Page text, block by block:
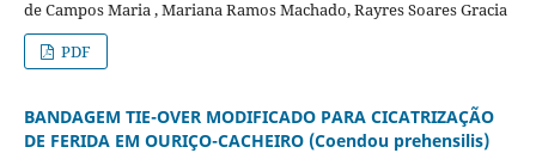
de Campos Maria , Mariana Ramos Machado, Rayres Soares Gracia
PDF
BANDAGEM TIE-OVER MODIFICADO PARA CICATRIZAÇÃO
DE FERIDA EM OURIÇO-CACHEIRO (Coendou prehensilis)